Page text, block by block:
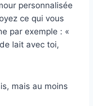
personnalisée
ce qui vous
par exemple : «
lait avec toi,
mais au moins